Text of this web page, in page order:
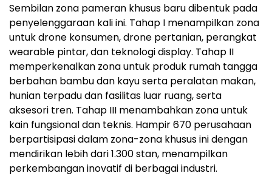
Sembilan zona pameran khusus baru dibentuk pada
penyelenggaraan kali ini. Tahap I menampilkan zona
untuk drone konsumen, drone pertanian, perangkat
wearable pintar, dan teknologi display. Tahap II
memperkenalkan zona untuk produk rumah tangga
berbahan bambu dan kayu serta peralatan makan,
hunian terpadu dan fasilitas luar ruang, serta
aksesori tren. Tahap III menambahkan zona untuk
kain fungsional dan teknis. Hampir 670 perusahaan
berpartisipasi dalam zona-zona khusus ini dengan
mendirikan lebih dari 1.300 stan, menampilkan
perkembangan inovatif di berbagai industri.